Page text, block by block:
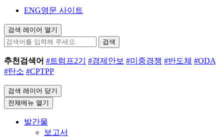
ENG영문 사이트
검색 레이어 열기
검색
추천검색어 #트럼프2기 #경제안보 #미중경쟁 #반도체 #ODA
#탄소 #CPTPP
검색 레이어 닫기
전체메뉴 열기
발간물
보고서